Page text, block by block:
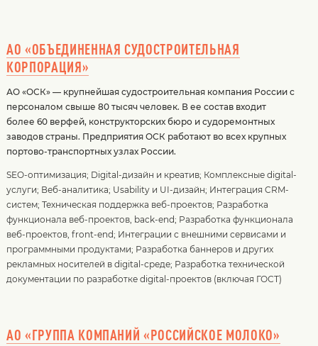
АО «ОБЪЕДИНЕННАЯ СУДОСТРОИТЕЛЬНАЯ
КОРПОРАЦИЯ»
АО «ОСК» — крупнейшая судостроительная компания России с
персоналом свыше 80 тысяч человек. В ее состав входит
более 60 верфей, конструкторских бюро и судоремонтных
заводов страны. Предприятия ОСК работают во всех крупных
портово-транспортных узлах России.
SEO-оптимизация; Digital-дизайн и креатив; Комплексные digital-
услуги; Веб-аналитика; Usability и UI-дизайн; Интеграция CRM-
систем; Техническая поддержка веб-проектов; Разработка
функционала веб-проектов, back-end; Разработка функционала
веб-проектов, front-end; Интеграции с внешними сервисами и
программными продуктами; Разработка баннеров и других
рекламных носителей в digital-среде; Разработка технической
документации по разработке digital-проектов (включая ГОСТ)
АО «ГРУППА КОМПАНИЙ «РОССИЙСКОЕ МОЛОКО»